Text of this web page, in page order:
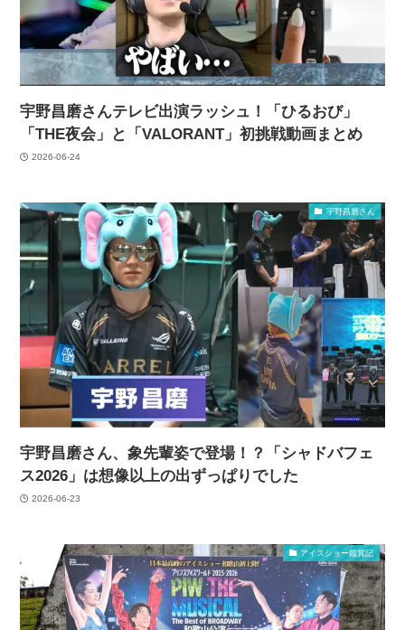
宇野昌磨さんテレビ出演ラッシュ！「ひるおび」
「THE夜会」と「VALORANT」初挑戦動画まとめ
2026-06-24
宇野昌磨さん
宇野昌磨さん、象先輩姿で登場！？「シャドバフェ
ス2026」は想像以上の出ずっぱりでした
2026-06-23
アイスショー鑑賞記